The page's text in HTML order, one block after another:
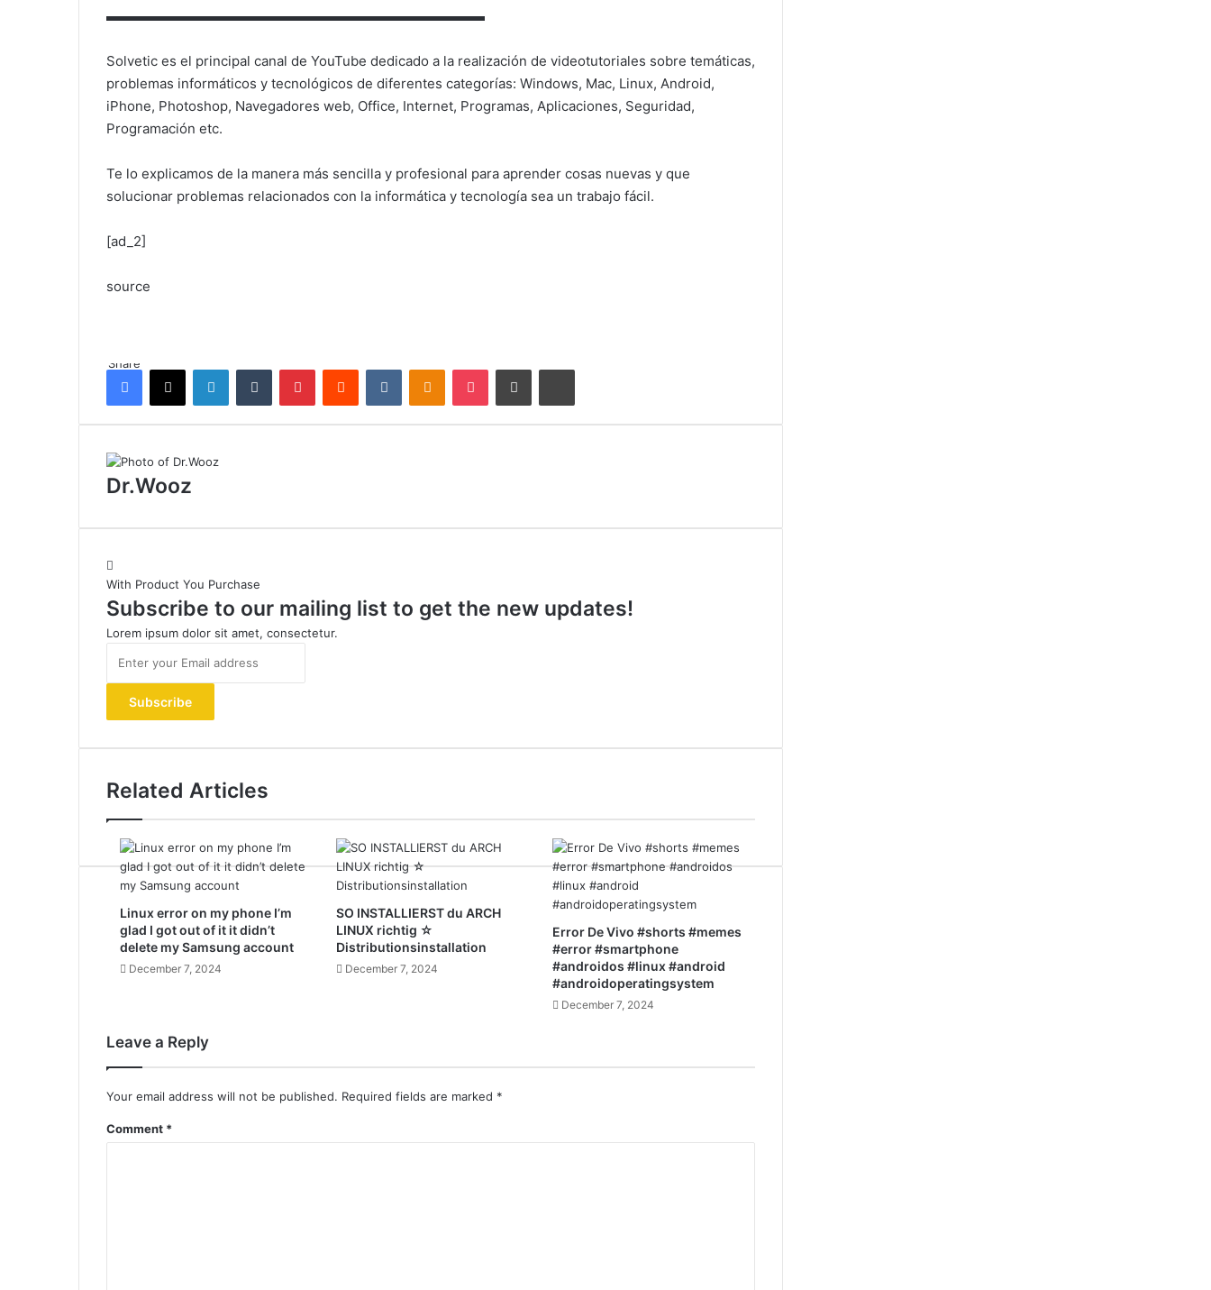
▬▬▬▬▬▬▬▬▬▬▬▬▬▬▬▬▬▬▬▬▬▬▬▬▬▬▬▬
Solvetic es el principal canal de YouTube dedicado a la realización de videotutoriales sobre temáticas,
problemas informáticos y tecnológicos de diferentes categorías: Windows, Mac, Linux, Android,
iPhone, Photoshop, Navegadores web, Office, Internet, Programas, Aplicaciones, Seguridad,
Programación etc.
Te lo explicamos de la manera más sencilla y profesional para aprender cosas nuevas y que
solucionar problemas relacionados con la informática y tecnología sea un trabajo fácil.
[ad_2]
source
ShareFacebook
X LinkedInTumblr PinterestReddit VKontakteOdnoklassniki
Pocket Share via Email Print
Dr.Wooz
With Product You Purchase
Subscribe to our mailing list to get the new updates!
Lorem ipsum dolor sit amet, consectetur.
your
Email
address
Related Articles
Linux error on my phone I’m
glad I got out of it it didn’t
delete my Samsung account
December 7, 2024
SO INSTALLIERST du ARCH
LINUX richtig ☆
Distributionsinstallation
December 7, 2024
Error De Vivo #shorts #memes
#error #smartphone
#androidos #linux #android
#androidoperatingsystem
December 7, 2024
Leave a Reply
Your email address will not be published. Required fields are marked *
Comment *